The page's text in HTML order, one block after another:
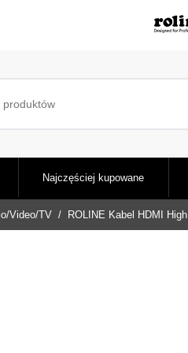
Najczęściej kupowane
Video/TV ROLINE Kabel HDMI